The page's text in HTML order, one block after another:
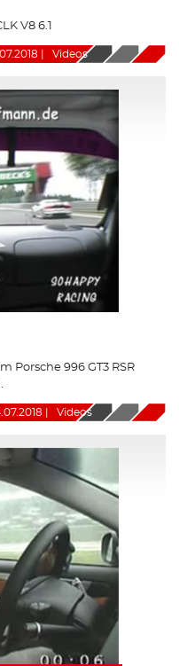
V8 6.1
Videos
Porsche 996 GT3 RSR
Videos